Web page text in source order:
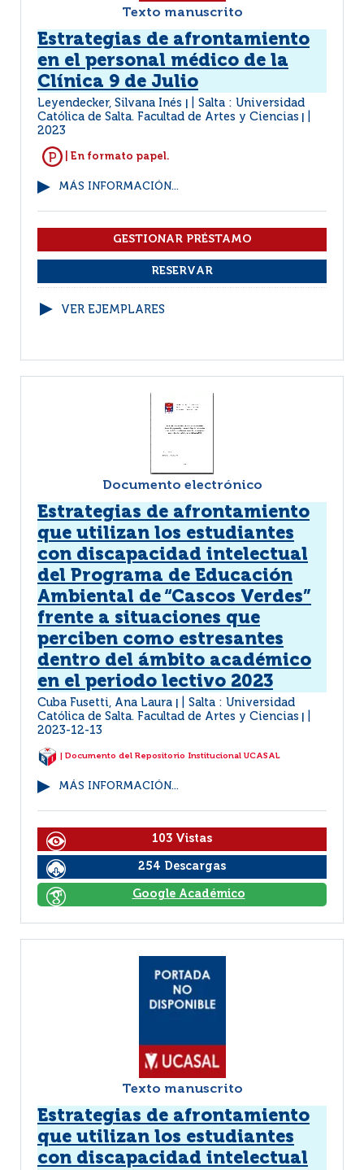
Texto manuscrito
Estrategias de afrontamiento
en el personal médico de la
Clínica 9 de Julio
Leyendecker, Silvana Inés
Salta : Universidad
Católica de Salta. Facultad de Artes y Ciencias
2023
| En formato papel.
MÁS INFORMACIÓN...
VER EJEMPLARES
Documento electrónico
Estrategias de afrontamiento
que utilizan los estudiantes
con discapacidad intelectual
del Programa de Educación
Ambiental de “Cascos Verdes”
frente a situaciones que
perciben como estresantes
dentro del ámbito académico
en el periodo lectivo 2023
Cuba Fusetti, Ana Laura
Salta : Universidad
Católica de Salta. Facultad de Artes y Ciencias
2023-12-13
| Documento del Repositorio Institucional UCASAL
MÁS INFORMACIÓN...
103 Vistas
254 Descargas
Google Académico
Texto manuscrito
Estrategias de afrontamiento
que utilizan los estudiantes
con discapacidad intelectual